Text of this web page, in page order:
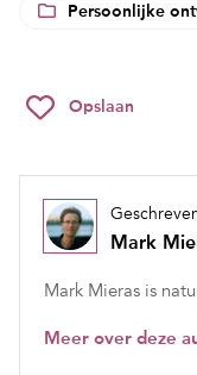
Persoonlijke
Opslaan
Mark
Mark Mieras is
Meer over deze